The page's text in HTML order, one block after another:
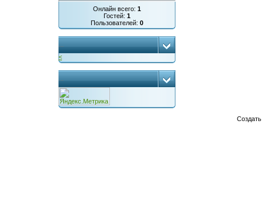
Онлайн всего: 1
Гостей: 1
Пользователей: 0
...
<
...